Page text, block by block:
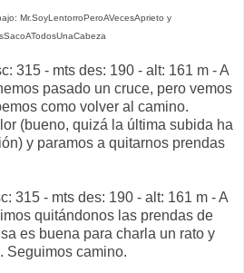
Mr.SoyLentorroPeroAVecesAprieto y
315 - mts des: 190 - alt: 161 m - A
pasado un cruce, pero vemos
como volver al camino.
(bueno, quizá la última subida ha
y paramos a quitarnos prendas
315 - mts des: 190 - alt: 161 m - A
quitándonos las prendas de
es buena para charla un rato y
Seguimos camino.